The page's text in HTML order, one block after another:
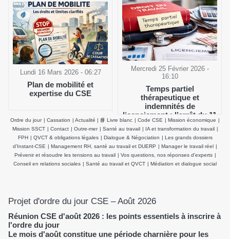
Lundi 16 Mars 2026 - 06:27
Plan de mobilité et
expertise du CSE
Mercredi 25 Février 2026 -
16:10
Temps partiel
thérapeutique et
indemnités de
licenciement : l’arrêt du 11
février 2026 de la Cour de
cassation clarifie le salaire
de référence
Ordre du jour | Cassation | Actualité | 📘 Livre blanc | Code CSE | Mission économique |
Mission SSCT | Contact | Outre-mer | Santé au travail | IA et transformation du travail |
FPH | QVCT & obligations légales | Dialogue & Négociation | Les grands dossiers
d’Instant-CSE | Management RH, santé au travail et DUERP | Manager le travail réel |
Prévenir et résoudre les tensions au travail | Vos questions, nos réponses d'experts |
Conseil en relations sociales | Santé au travail et QVCT | Médiation et dialogue social
Projet d'ordre du jour CSE – Août 2026
Réunion CSE d'août 2026 : les points essentiels à inscrire à
l'ordre du jour
Le mois d'août constitue une période charnière pour les